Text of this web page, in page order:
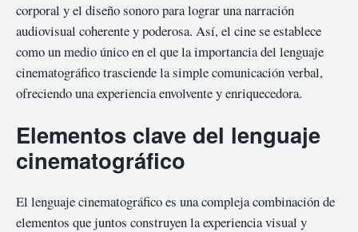
corporal y el diseño sonoro para lograr una narración
audiovisual coherente y poderosa. Así, el cine se establece
como un medio único en el que la importancia del lenguaje
cinematográfico trasciende la simple comunicación verbal,
ofreciendo una experiencia envolvente y enriquecedora.
Elementos clave del lenguaje
cinematográfico
El lenguaje cinematográfico es una compleja combinación de
elementos que juntos construyen la experiencia visual y